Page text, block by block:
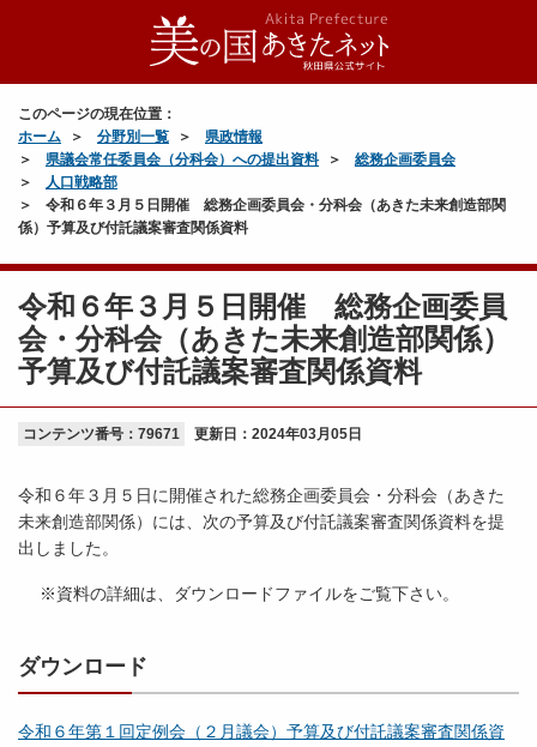
このページの現在位置：
ホーム
分野別一覧
県政情報
県議会常任委員会（分科会）への提出資料
総務企画委員会
人口戦略部
令和６年３月５日開催 総務企画委員会・分科会（あきた未来創造部関
係）予算及び付託議案審査関係資料
令和６年３月５日開催 総務企画委員
会・分科会（あきた未来創造部関係）
予算及び付託議案審査関係資料
コンテンツ番号：79671 更新日： 2024年03月05日
令和６年３月５日に開催された総務企画委員会・分科会（あきた
未来創造部関係）には、次の予算及び付託議案審査関係資料を提
出しました。
※資料の詳細は、ダウンロードファイルをご覧下さい。
ダウンロード
令和６年第１回定例会（２月議会）予算及び付託議案審査関係資